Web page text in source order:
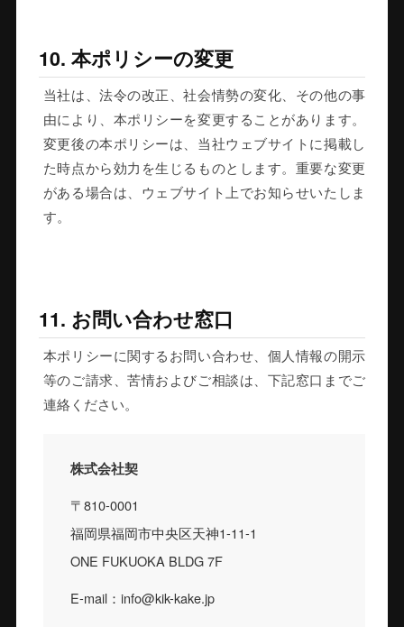
10. 本ポリシーの変更
当社は、法令の改正、社会情勢の変化、その他の事
由により、本ポリシーを変更することがあります。
変更後の本ポリシーは、当社ウェブサイトに掲載し
た時点から効力を生じるものとします。重要な変更
がある場合は、ウェブサイト上でお知らせいたしま
す。
11. お問い合わせ窓口
本ポリシーに関するお問い合わせ、個人情報の開示
等のご請求、苦情およびご相談は、下記窓口までご
連絡ください。
株式会社契
〒810-0001
福岡県福岡市中央区天神1-11-1
ONE FUKUOKA BLDG 7F
E-mail：info@kik-kake.jp